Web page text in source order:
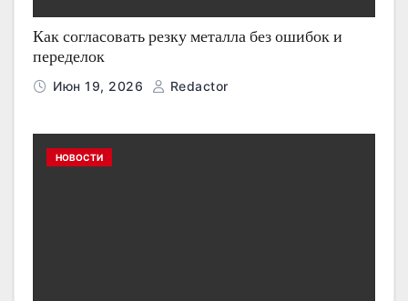
Как согласовать резку металла без ошибок и
переделок
Июн 19, 2026 Redactor
НОВОСТИ